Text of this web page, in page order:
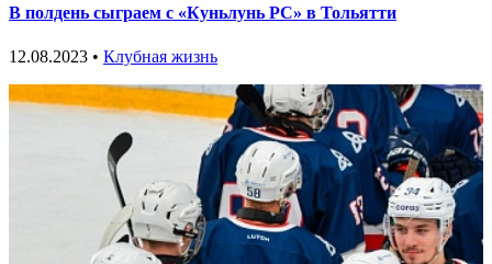
В полдень сыграем с «Куньлунь РС» в Тольятти
12.08.2023 • Клубная жизнь